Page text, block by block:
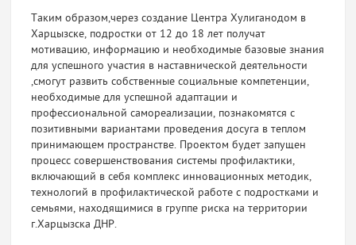
Таким образом,через создание Центра Хулиганодом в
Харцызске, подростки от 12 до 18 лет получат
мотивацию, информацию и необходимые базовые знания
для успешного участия в наставнической деятельности
,смогут развить собственные социальные компетенции,
необходимые для успешной адаптации и
профессиональной самореализации, познакомятся с
позитивными вариантами проведения досуга в теплом
принимающем пространстве. Проектом будет запущен
процесс совершенствования системы профилактики,
включающий в себя комплекс инновационных методик,
технологий в профилактической работе с подростками и
семьями, находящимися в группе риска на территории
г.Харцызска ДНР.